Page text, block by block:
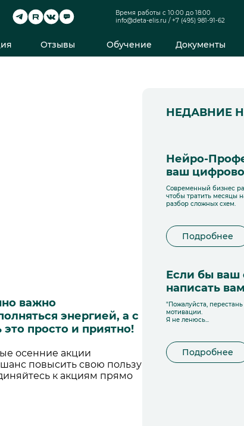
Время работы с 10:00 до 18:00
info@deta-elis.ru / +7 (495) 981-91-62
Отзывы Обучение Документы
важно
энергией, а с
просто и приятно!
осенние акции
повысить свою пользу
к акциям прямо
НЕДАВНИЕ
Нейро-
ваш
Современный бизнес
чтобы тратить месяцы
разбор сложных схем.
Подробнее
Если бы ваш
написать
"Пожалуйста, перестань
мотивации.
Я не ленюсь...
Подробнее